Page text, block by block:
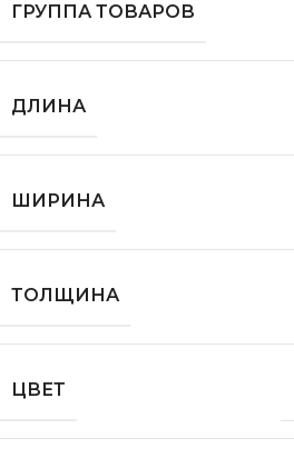
ГРУППА ТОВАРОВ
ДЛИНА
ШИРИНА
ТОЛЩИНА
ЦВЕТ